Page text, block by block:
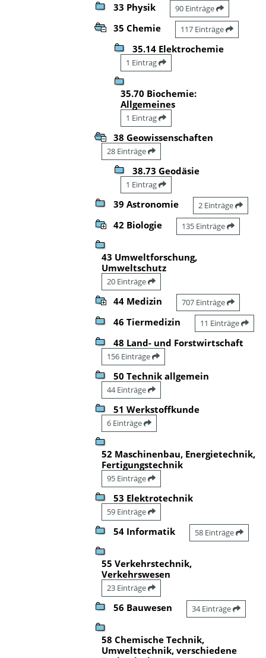
33 Physik 90 Einträge
35 Chemie 117 Einträge
35.14 Elektrochemie
1 Eintrag
35.70 Biochemie:
Allgemeines
1 Eintrag
38 Geowissenschaften
28 Einträge
38.73 Geodäsie
1 Eintrag
39 Astronomie 2 Einträge
42 Biologie 135 Einträge
43 Umweltforschung,
Umweltschutz
20 Einträge
44 Medizin 707 Einträge
46 Tiermedizin 11 Einträge
48 Land- und Forstwirtschaft
156 Einträge
50 Technik allgemein
44 Einträge
51 Werkstoffkunde
6 Einträge
52 Maschinenbau, Energietechnik,
Fertigungstechnik
95 Einträge
53 Elektrotechnik
59 Einträge
54 Informatik 58 Einträge
55 Verkehrstechnik,
Verkehrswesen
23 Einträge
56 Bauwesen 34 Einträge
58 Chemische Technik,
Umwelttechnik, verschiedene